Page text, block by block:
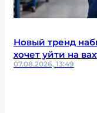
Новый тренд
хочет уйти на
07.08.2026, 13:49